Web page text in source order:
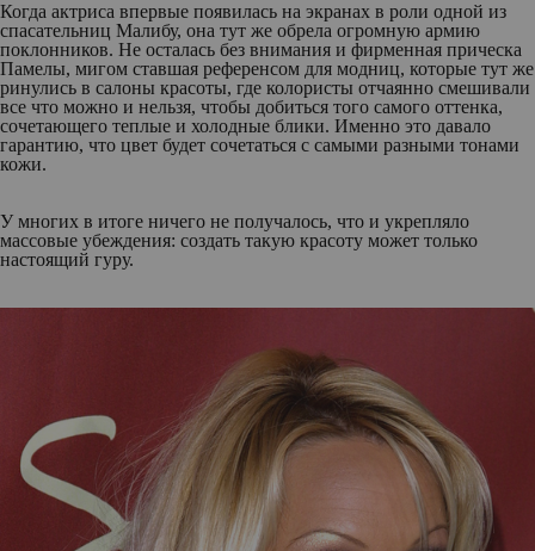
Когда актриса впервые появилась на экранах в роли одной из
спасательниц Малибу, она тут же обрела огромную армию
поклонников. Не осталась без внимания и фирменная прическа
Памелы, мигом ставшая референсом для модниц, которые тут же
ринулись в салоны красоты, где колористы отчаянно смешивали
все что можно и нельзя, чтобы добиться того самого оттенка,
сочетающего теплые и холодные блики. Именно это давало
гарантию, что цвет будет сочетаться с самыми разными тонами
кожи.
У многих в итоге ничего не получалось, что и укрепляло
массовые убеждения: создать такую красоту может только
настоящий гуру.